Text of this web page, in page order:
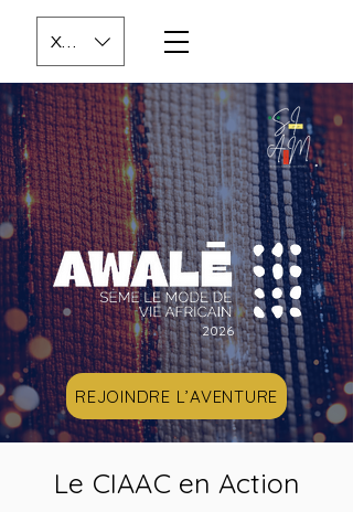
XOF (CFA)
REJOINDRE L’AVENTURE
2026
Le CIAAC en Action